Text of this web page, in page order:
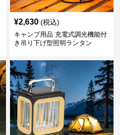
¥2,630 (税込)
キャンプ用品 充電式調光機能付
き吊り下げ型照明ランタン